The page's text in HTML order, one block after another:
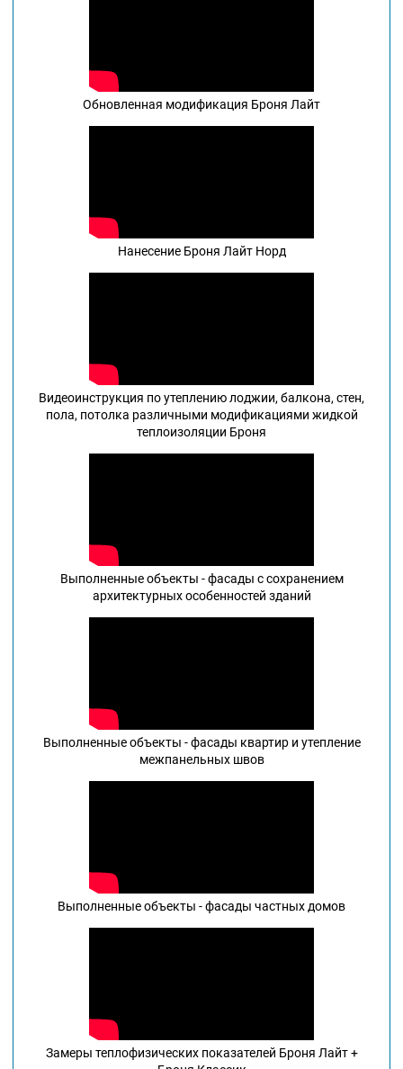
Обновленная модификация Броня Лайт
Нанесение Броня Лайт Норд
Видеоинструкция по утеплению лоджии, балкона, стен,
пола, потолка различными модификациями жидкой
теплоизоляции Броня
Выполненные объекты - фасады с сохранением
архитектурных особенностей зданий
Выполненные объекты - фасады квартир и утепление
межпанельных швов
Выполненные объекты - фасады частных домов
Замеры теплофизических показателей Броня Лайт +